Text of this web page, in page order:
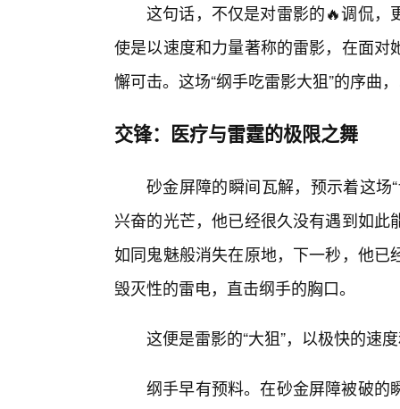
这句话，不仅是对雷影的🔥调侃，
使是以速度和力量著称的雷影，在面
懈可击。这场“纲手吃雷影大狙”的序曲
交锋：医疗与雷霆的极限之舞
砂金屏障的瞬间瓦解，预示着这场
兴奋的光芒，他已经很久没有遇到如
如同鬼魅般消失在原地，下一秒，他
毁灭性的雷电，直击纲手的胸口。
这便是雷影的“大狙”，以极快的速
纲手早有预料。在砂金屏障被破的